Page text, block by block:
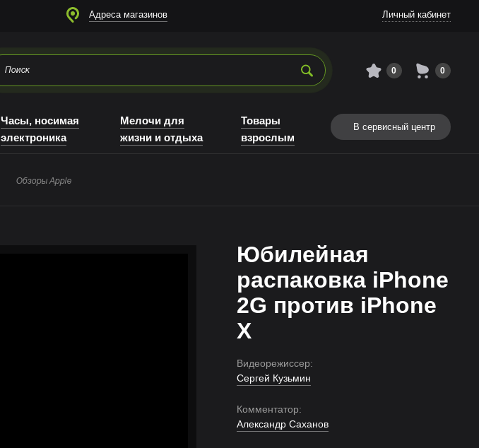
Адреса магазинов Личный кабинет
0 0
Часы, носимая
электроника
Мелочи для
жизни и отдыха
Товары
взрослым
В сервисный центр
Обзоры Apple
Юбилейная
распаковка iPhone
2G против iPhone
X
Видеорежиссер:
Сергей Кузьмин
Комментатор:
Александр Саханов